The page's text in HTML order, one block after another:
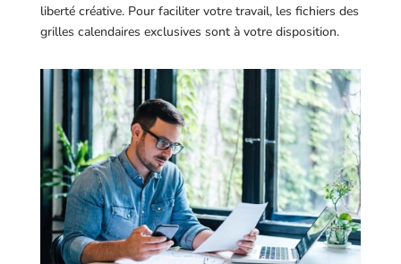
liberté créative. Pour faciliter votre travail, les fichiers des
grilles calendaires exclusives sont à votre disposition.